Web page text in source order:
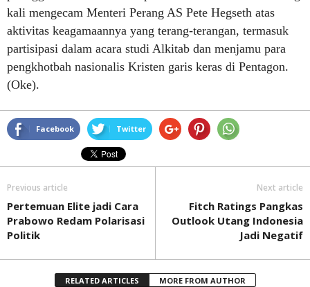
kali mengecam Menteri Perang AS Pete Hegseth atas
aktivitas keagamaannya yang terang-terangan, termasuk
partisipasi dalam acara studi Alkitab dan menjamu para
pengkhotbah nasionalis Kristen garis keras di Pentagon.
(Oke).
Facebook Twitter
Previous article
Pertemuan Elite jadi Cara
Prabowo Redam Polarisasi
Politik
Next article
Fitch Ratings Pangkas
Outlook Utang Indonesia
Jadi Negatif
RELATED ARTICLES MORE FROM AUTHOR